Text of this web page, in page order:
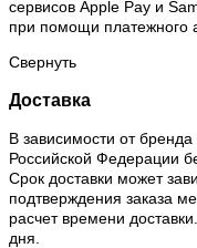
сервисов Apple Pay и
при помощи платежного
Свернуть
Доставка
В зависимости от
Российской Федерации
Срок доставки может
подтверждения заказа
расчет времени
дня.